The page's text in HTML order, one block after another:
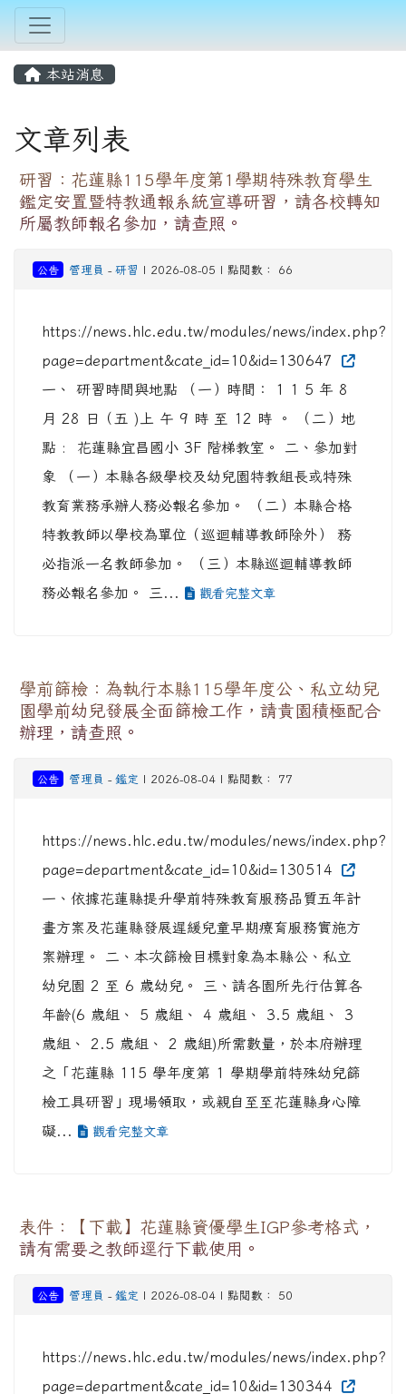
本站消息
文章列表
研習：花蓮縣115學年度第1學期特殊教育學生
鑑定安置暨特教通報系統宣導研習，請各校轉知
所屬教師報名參加，請查照。
公告 管理員 - 研習 | 2026-08-05 | 點閱數： 66
https://news.hlc.edu.tw/modules/news/index.php?
page=department&cate_id=10&id=130647
一、 研習時間與地點 （一）時間： 1 1 5 年 8
月 28 日（五 )上 午 9 時 至 12 時 。 （二）地
點 : 花蓮縣宜昌國小 3F 階梯教室。 二、參加對
象 （一）本縣各級學校及幼兒園特教組長或特殊
教育業務承辦人務必報名參加。 （二）本縣合格
特教教師以學校為單位（巡迴輔導教師除外） 務
必指派一名教師參加。 （三）本縣巡迴輔導教師
務必報名參加。 三...
觀看完整文章
學前篩檢：為執行本縣115學年度公、私立幼兒
園學前幼兒發展全面篩檢工作，請貴園積極配合
辦理，請查照。
公告 管理員 - 鑑定 | 2026-08-04 | 點閱數： 77
https://news.hlc.edu.tw/modules/news/index.php?
page=department&cate_id=10&id=130514
一、依據花蓮縣提升學前特殊教育服務品質五年計
畫方案及花蓮縣發展遲緩兒童早期療育服務實施方
案辦理。 二、本次篩檢目標對象為本縣公、私立
幼兒園 2 至 6 歲幼兒。 三、請各園所先行估算各
年齡(6 歲組、 5 歲組、 4 歲組、 3.5 歲組、 3
歲組、 2.5 歲組、 2 歲組)所需數量，於本府辦理
之「花蓮縣 115 學年度第 1 學期學前特殊幼兒篩
檢工具研習」現場領取，或親自至至花蓮縣身心障
礙...
觀看完整文章
表件：【下載】花蓮縣資優學生IGP參考格式，
請有需要之教師逕行下載使用。
公告 管理員 - 鑑定 | 2026-08-04 | 點閱數： 50
https://news.hlc.edu.tw/modules/news/index.php?
page=department&cate_id=10&id=130344